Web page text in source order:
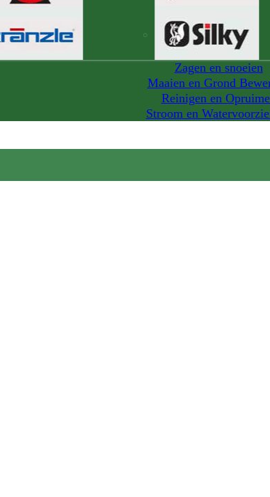
Zagen en snoeien
Maaien en Grond
Reinigen en
Stroom en